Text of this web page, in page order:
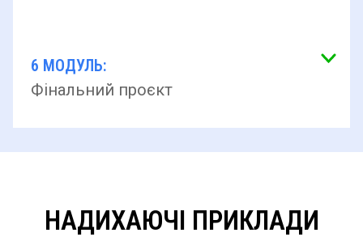
6 МОДУЛЬ:
Фінальний проєкт
НАДИХАЮЧІ ПРИКЛАДИ